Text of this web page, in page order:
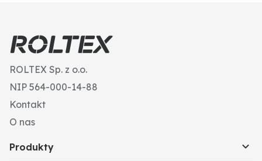
• DAB 174–240 MHz, +18 dB, Rauschmaß < 4 dB
• Stecker: SMB (DAB) + DIN (FM/AM)
• Arbeitstemperatur: -30 °C bis +95 °C
• Länge Strahler ca. 450 mm (2 Stück)
ROLTEX Sp. z o.o.
NIP 564-000-14-88
Kontakt
O nas
Produkty